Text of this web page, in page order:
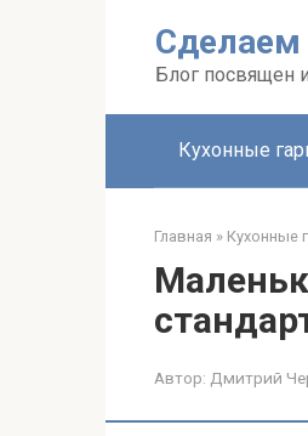
Блог посвящен
Кухонные
Главная » Кухонные
Автор: Дмитрий